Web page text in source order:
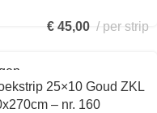
€ 45,00 per strip
25×10 Goud ZKL
– nr. 160